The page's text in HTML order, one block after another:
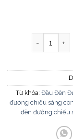
Đầu Đèn
Từ khóa: Đầu Đèn
đường chiếu sáng
đèn đường chiếu